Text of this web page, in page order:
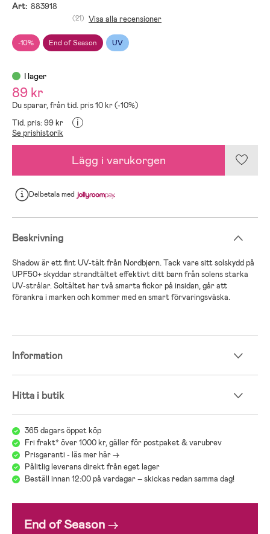
Art: 883918
-10% End of Season UV
(21) Visa alla recensioner
I lager
89 kr
Du sparar, från tid. pris 10 kr (-10%)
Tid. pris: 99 kr
i
Se prishistorik
Lägg i varukorgen
Delbetalamed
Beskrivning
Shadow är ett fint UV-tält från Nordbjørn. Tack vare sitt solskydd på
UPF50+ skyddar strandtältet effektivt ditt barn från solens starka
UV-strålar. Soltältet har två smarta fickor på insidan, går att
förankra i marken och kommer med en smart förvaringsväska.
Information
Hitta i butik
365 dagars öppet köp
Fri frakt* över 1000 kr, gäller för postpaket & varubrev
Prisgaranti - läs mer här ->
Pålitlig leverans direkt från eget lager
Beställ innan 12:00 på vardagar – skickas redan samma dag!
End of Season→